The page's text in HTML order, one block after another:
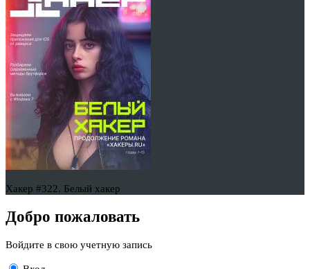
Хакер #322. Белый хакер
Добро пожаловать
Войдите в свою учетную запись